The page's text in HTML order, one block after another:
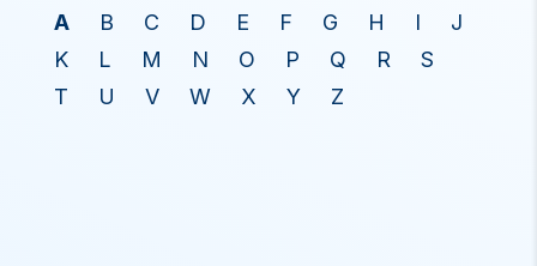
A
B C D E F G H I
J
K
L M N O P Q R
S
T
U V W X Y Z